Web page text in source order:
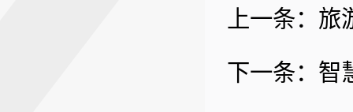
上一条： 旅
下一条： 智